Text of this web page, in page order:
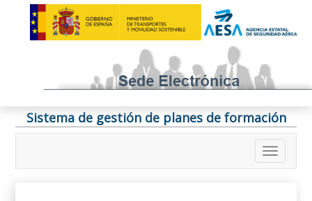
Sistema de gestión de planes de formación